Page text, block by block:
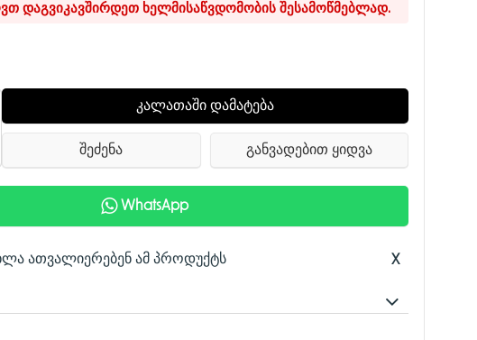
დაგვიკავშირდეთ ხელმისაწვდომობის შესამოწმებლად.
კალათაში დამატება
შეძენა განვადებით ყიდვა
WhatsApp
X
ათვალიერებენ ამ პროდუქტს